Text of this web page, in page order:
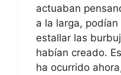
actuaban
a la larga,
estallar las
habían creado.
ha ocurrido